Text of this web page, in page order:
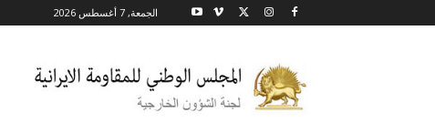
الجمعة, 7 أغسطس 2026